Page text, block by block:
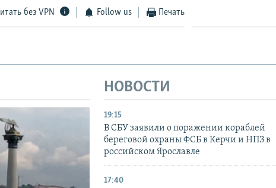
без VPN Follow us Печать
НОВОСТИ
19:15
В СБУ заявили о поражении кораблей
береговой охраны ФСБ в Керчи и НПЗ в
российском Ярославле
17:40